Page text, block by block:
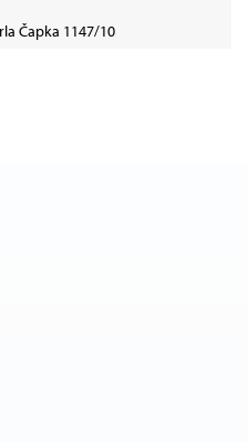
Čapka 1147/10